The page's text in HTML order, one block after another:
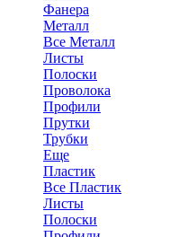
Фанера
Металл
Все Металл
Листы
Полоски
Проволока
Профили
Прутки
Трубки
Еще
Пластик
Все Пластик
Листы
Полоски